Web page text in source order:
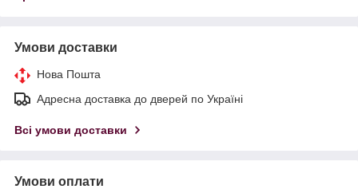
Умови доставки
Нова Пошта
Адресна доставка до дверей по Україні
Всі умови доставки
Умови оплати